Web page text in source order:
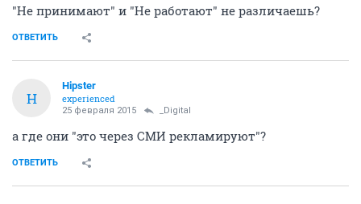
"Не принимают" и "Не работают" не различаешь?
ОТВЕТИТЬ
H
Hipster
experienced
25 февраля 2015 _Digital
а где они "это через СМИ рекламируют"?
ОТВЕТИТЬ